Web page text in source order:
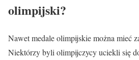
olimpijski?
Nawet medale olimpijskie można mieć
Niektórzy byli olimpijczycy uciekli się